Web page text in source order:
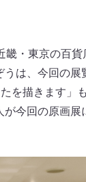
・東京の百貨
は、今回の
を描きます」
今回の原画展